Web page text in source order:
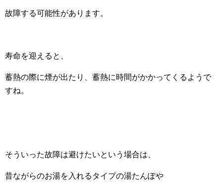
故障する可能性があります。
寿命を迎えると、
蓄熱の際に煙が出たり、蓄熱に時間がかかってくるようで
すね。
そういった故障は避けたいという場合は、
昔ながらのお湯を入れるタイプの湯たんぽや